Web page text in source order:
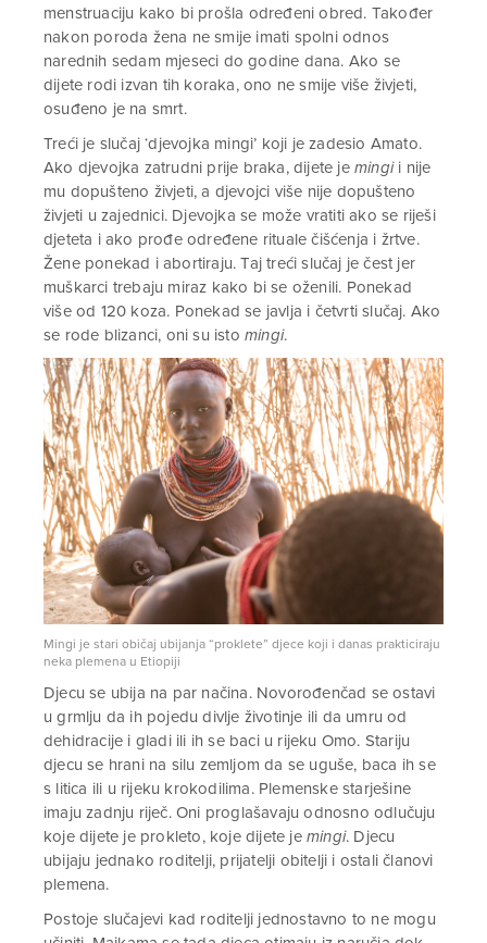
menstruaciju kako bi prošla određeni obred. Također
nakon poroda žena ne smije imati spolni odnos
narednih sedam mjeseci do godine dana. Ako se
dijete rodi izvan tih koraka, ono ne smije više živjeti,
osuđeno je na smrt.
Treći je slučaj ‘djevojka mingi’ koji je zadesio Amato.
Ako djevojka zatrudni prije braka, dijete je mingii nije
mu dopušteno živjeti, a djevojci više nije dopušteno
živjeti u zajednici. Djevojka se može vratiti ako se riješi
djeteta i ako prođe određene rituale čišćenja i žrtve.
Žene ponekad i abortiraju. Taj treći slučaj je čest jer
muškarci trebaju miraz kako bi se oženili. Ponekad
više od 120 koza. Ponekad se javlja i četvrti slučaj. Ako
se rode blizanci, oni su isto mingi.
Mingi je stari običaj ubijanja “proklete” djece koji i danas prakticiraju
neka plemena u Etiopiji
Djecu se ubija na par načina. Novorođenčad se ostavi
u grmlju da ih pojedu divlje životinje ili da umru od
dehidracije i gladi ili ih se baci u rijeku Omo. Stariju
djecu se hrani na silu zemljom da se uguše, baca ih se
s litica ili u rijeku krokodilima. Plemenske starješine
imaju zadnju riječ. Oni proglašavaju odnosno odlučuju
koje dijete je prokleto, koje dijete je mingi. Djecu
ubijaju jednako roditelji, prijatelji obitelji i ostali članovi
plemena.
Postoje slučajevi kad roditelji jednostavno to ne mogu